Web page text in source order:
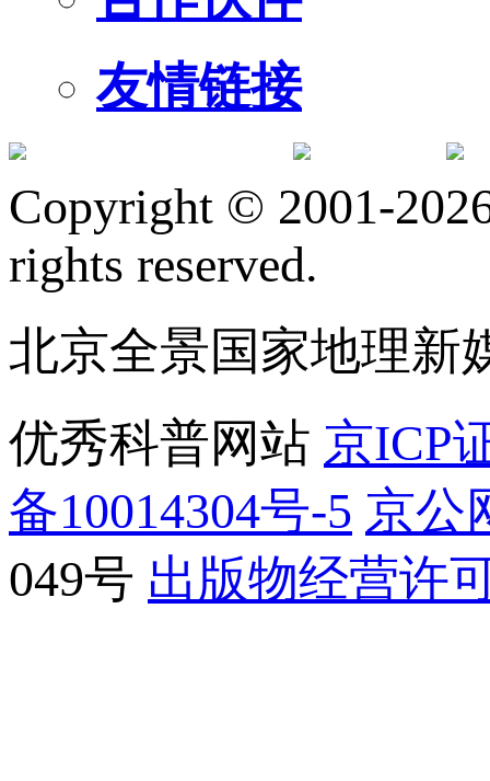
友情链接
Copyright © 2001-
rights reserved.
北京全景国家地理新
优秀科普网站 京ICP
备10014304号-5 京公
049号 出版物经营许